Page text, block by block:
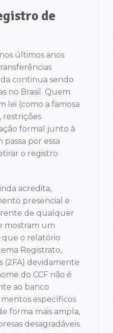
de
últimos anos
continua sendo
no Brasil. Quem
lei (como a famosa
restrições
formal junto à
por essa
o registro
acredita,
presencial e
de qualquer
mostram um
que o relatório
Registrato,
(2FA) devidamente
do CCF não é
ao banco
específicos
forma mais ampla,
desagradáveis.